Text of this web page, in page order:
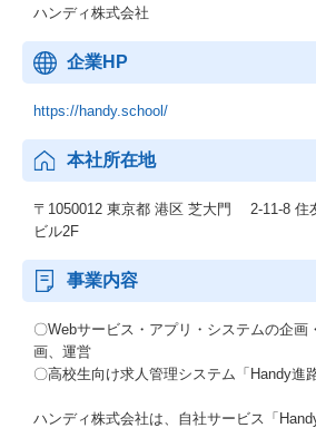
ハンディ株式会社
企業HP
https://handy.school/
本社所在地
〒1050012 東京都 港区 芝大門 2-11-8 住
ビル2F
事業内容
〇Webサービス・アプリ・システムの企画
画、運営
〇高校生向け求人管理システム「Handy進
ハンディ株式会社は、自社サービス「